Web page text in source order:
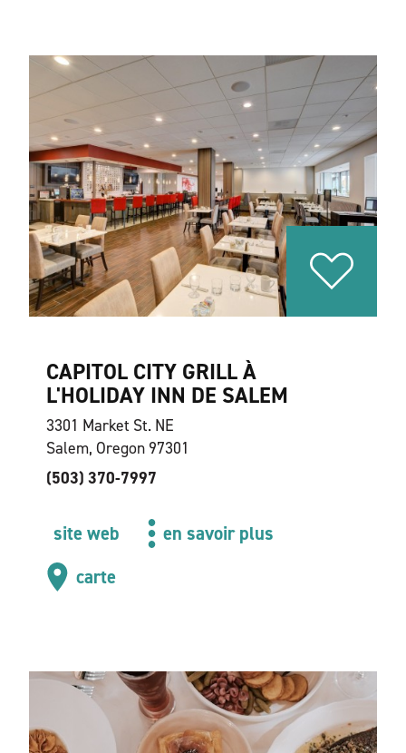
CAPITOL CITY GRILL À
L'HOLIDAY INN DE SALEM
3301 Market St. NE
Salem, Oregon 97301
(503) 370-7997
site web
en savoir plus
carte